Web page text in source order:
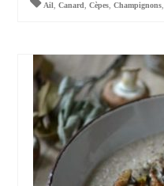
Ail,Canard,Cèpes,Champignons